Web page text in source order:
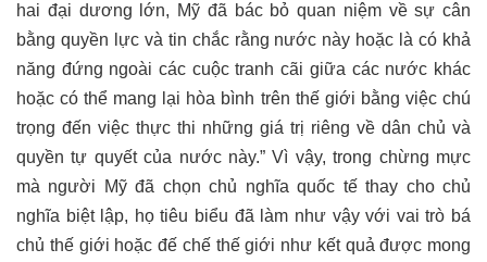
hai đại dương lớn, Mỹ đã bác bỏ quan niệm về sự cân
bằng quyền lực và tin chắc rằng nước này hoặc là có khả
năng đứng ngoài các cuộc tranh cãi giữa các nước khác
hoặc có thể mang lại hòa bình trên thế giới bằng việc chú
trọng đến việc thực thi những giá trị riêng về dân chủ và
quyền tự quyết của nước này.” Vì vậy, trong chừng mực
mà người Mỹ đã chọn chủ nghĩa quốc tế thay cho chủ
nghĩa biệt lập, họ tiêu biểu đã làm như vậy với vai trò bá
chủ thế giới hoặc đế chế thế giới như kết quả được mong